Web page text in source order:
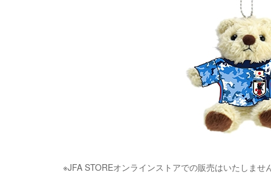
※JFA STOREオンラインストアでの販売はいたしませ